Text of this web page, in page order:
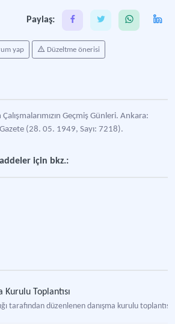
Paylaş:
yap Düzeltme önerisi
Geçmiş Günleri. Ankara:
(28. 05. 1949, Sayı: 7218).
için bkz.:
Kurulu Toplantısı
tarafından düzenlenen danışma kurulu toplantısı.